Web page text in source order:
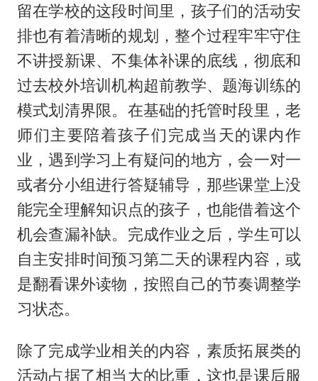
留在学校的这段时间里，孩子们的活动安
排也有着清晰的规划，整个过程牢牢守住
不讲授新课、不集体补课的底线，彻底和
过去校外培训机构超前教学、题海训练的
模式划清界限。在基础的托管时段里，老
师们主要陪着孩子们完成当天的课内作
业，遇到学习上有疑问的地方，会一对一
或者分小组进行答疑辅导，那些课堂上没
能完全理解知识点的孩子，也能借着这个
机会查漏补缺。完成作业之后，学生可以
自主安排时间预习第二天的课程内容，或
是翻看课外读物，按照自己的节奏调整学
习状态。
除了完成学业相关的内容，素质拓展类的
活动占据了相当大的比重，这也是课后服